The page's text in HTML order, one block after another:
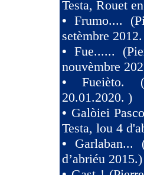
Testa, Rouet
• Frumo....
setèmbre
•Fue......
nouvèmbre
•Fueièto.
20.01.2020. )
• Galòiei
Testa, lou 4
• Garlaban...
d’abriéu 2015.)